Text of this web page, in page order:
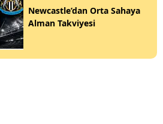
Newcastle’dan Orta Sahaya
Alman Takviyesi